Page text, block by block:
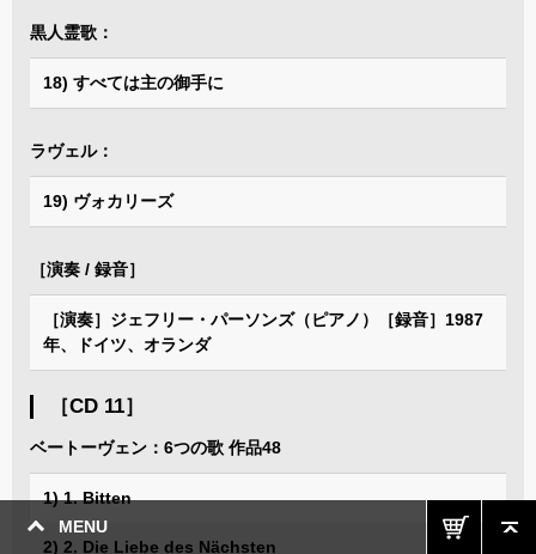
MENU
黒人霊歌：
18) すべては主の御手に
ラヴェル：
19) ヴォカリーズ
［演奏 / 録音］
［演奏］ジェフリー・パーソンズ（ピアノ）［録音］1987
年、ドイツ、オランダ
［CD 11］
ベートーヴェン：6つの歌 作品48
1) 1. Bitten
2) 2. Die Liebe des Nächsten